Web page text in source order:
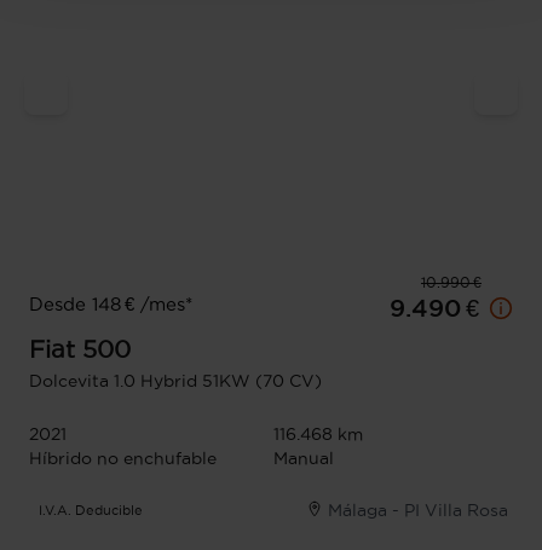
10.990 €
Desde 148 € /mes*
9.490 €
Fiat 500
Dolcevita 1.0 Hybrid 51KW (70 CV)
2021
116.468 km
Híbrido no enchufable
Manual
I.V.A. Deducible Málaga - PI Villa Rosa